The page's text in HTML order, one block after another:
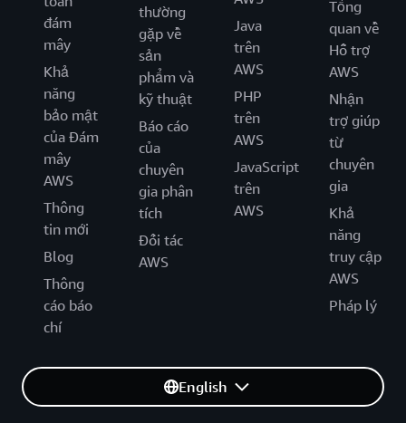
đám
mây
Khả
năng
bảo mật
của Đám
mây
AWS
Thông
tin mới
Blog
Thông
cáo báo
chí
thường
gặp về
sản
phẩm và
kỹ thuật
Báo cáo
của
chuyên
gia phân
tích
Đối tác
AWS
Java
trên
AWS
PHP
trên
AWS
JavaScript
trên
AWS
Tổng
quan về
Hỗ trợ
AWS
Nhận
trợ giúp
từ
chuyên
gia
Khả
năng
truy cập
AWS
Pháp lý
English